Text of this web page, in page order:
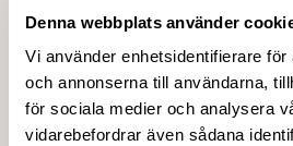
Denna webbplats använder
Vi använder enhetsidentifierare
och annonserna till användarna,
för sociala medier och analysera
vidarebefordrar även sådana
eller upplev Lofotens vilda och
Boende i unika omgivningar
Välj mellan charmiga fiskestugor
vid golfbanan för att maximera